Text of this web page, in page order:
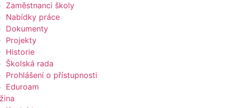
Zaměstnanci školy
Nabídky práce
Dokumenty
Projekty
Historie
Školská rada
Prohlášení o přístupnosti
Eduroam